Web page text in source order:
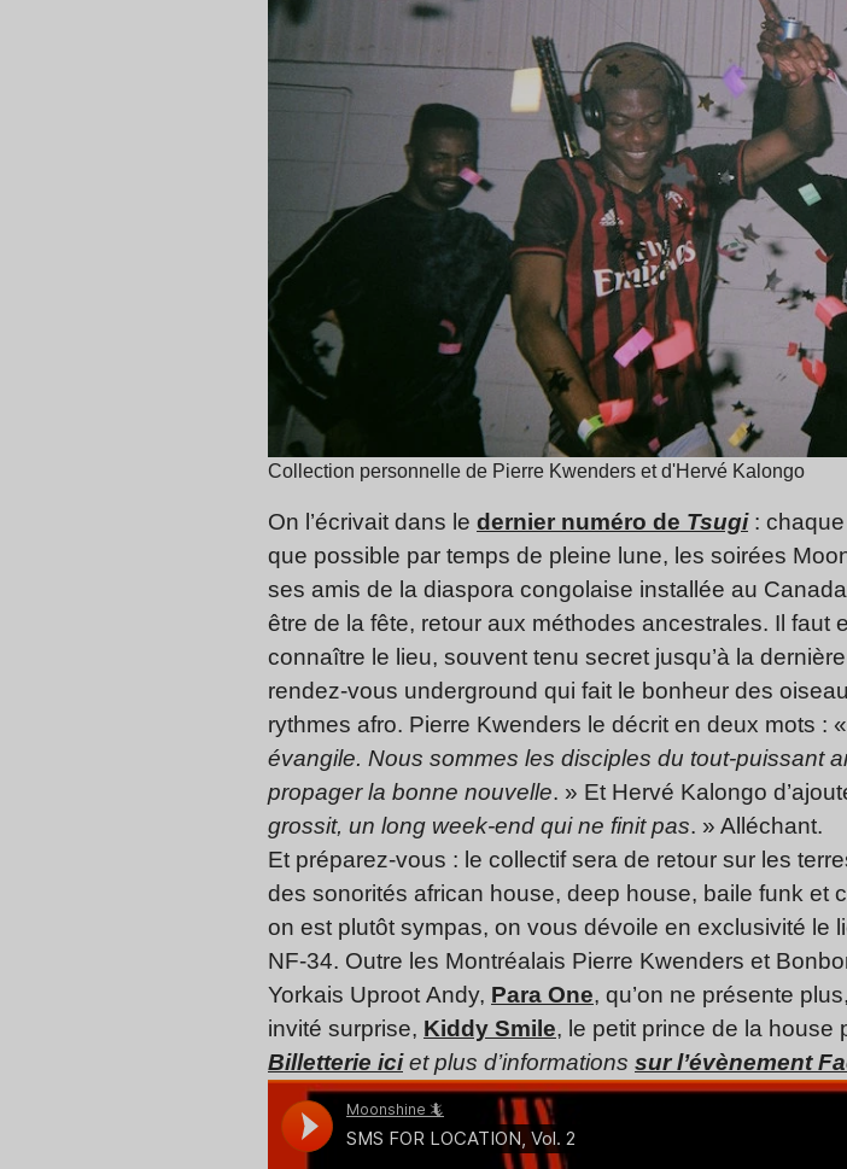
Collection personnelle de Pierre Kwenders et d'Hervé Kalongo
On l’écrivait dans le dernier numéro de Tsugi: chaque
que possible par temps de pleine lune, les soirées
ses amis de la diaspora congolaise installée au
être de la fête, retour aux méthodes ancestrales. Il
connaître le lieu, souvent tenu secret jusqu’à la
rendez-vous underground qui fait le bonheur des
rythmes afro. Pierre Kwenders le décrit en deux mots : «
évangile. Nous sommes les disciples du tout-puissant
propager la bonne nouvelle. » Et Hervé Kalongo
grossit, un long week-end qui ne finit pas. » Alléchant.
Et préparez-vous : le collectif sera de retour sur les
des sonorités african house, deep house, baile funk et
on est plutôt sympas, on vous dévoile en exclusivité le
NF-34. Outre les Montréalais Pierre Kwenders et
Yorkais Uproot Andy, Para One, qu’on ne présente
invité surprise, Kiddy Smile, le petit prince de la house
Billetterie iciet plus d’informations sur l’évènement